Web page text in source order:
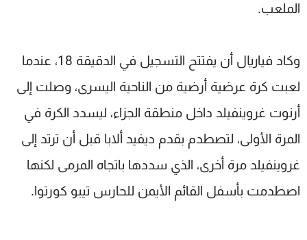
الملعب.
وكاد فياريال أن يفتتح التسجيل في الدقيقة 18، عندما
لعبت كرة عرضية أرضية من الناحية اليسرى، وصلت إلى
أرنوت غروينفيلد داخل منطقة الجزاء، ليسدد الكرة في
المرة الأولى، لتصطدم بقدم ديفيد ألابا قبل أن ترتد إلى
غروينفيلد مرة أخرى، الذي سددها باتجاه المرمى لكنها
اصطدمت بأسفل القائم الأيمن للحارس تيبو كورتوا.